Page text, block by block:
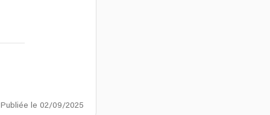
Publiée le 02/09/2025